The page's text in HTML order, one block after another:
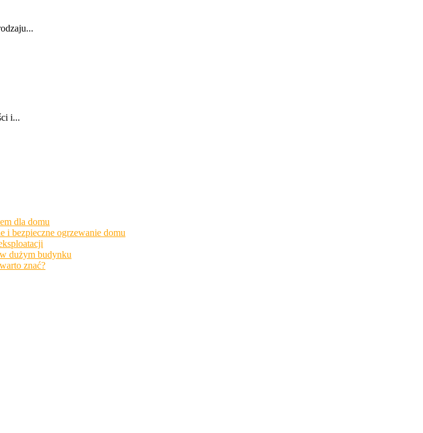
i...
dla domu
i bezpieczne ogrzewanie domu
dużym budynku
znać?